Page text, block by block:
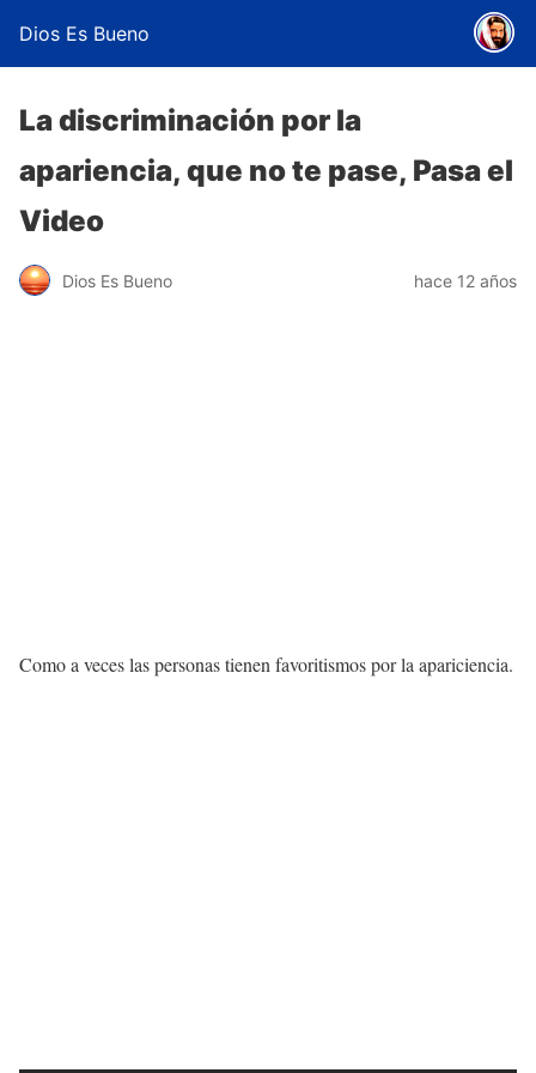
Dios Es Bueno
La discriminación por la
apariencia, que no te pase, Pasa el
Video
Dios Es Bueno hace 12 años
Como a veces las personas tienen favoritismos por la apariciencia.